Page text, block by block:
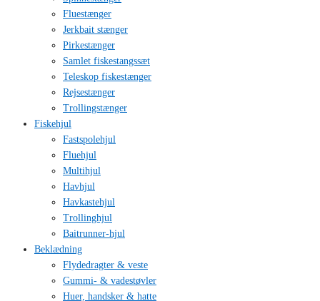
Fluestænger
Jerkbait stænger
Pirkestænger
Samlet fiskestangssæt
Teleskop fiskestænger
Rejsestænger
Trollingstænger
Fiskehjul
Fastspolehjul
Fluehjul
Multihjul
Havhjul
Havkastehjul
Trollinghjul
Baitrunner-hjul
Beklædning
Flydedragter & veste
Gummi- & vadestøvler
Huer, handsker & hatte